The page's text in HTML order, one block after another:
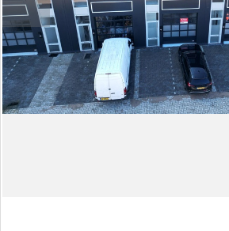
adverteren
Blog
Registreren
Login